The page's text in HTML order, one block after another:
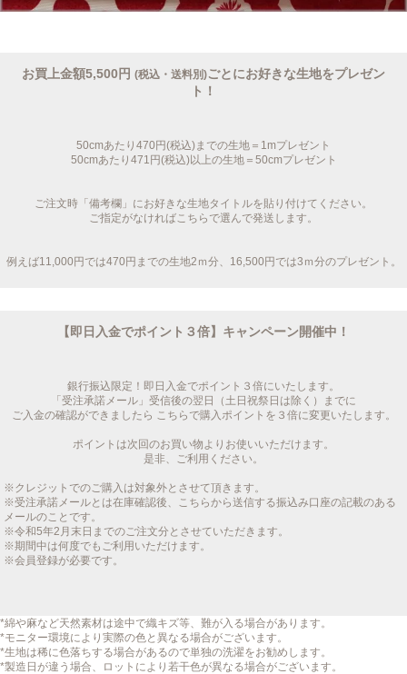
お買上金額5,500円 (税込・送料別)ごとにお好きな生地をプレゼン
ト！
50cmあたり470円(税込)までの生地＝1mプレゼント
50cmあたり471円(税込)以上の生地＝50cmプレゼント
ご注文時「備考欄」にお好きな生地タイトルを貼り付けてください。
ご指定がなければこちらで選んで発送します。
例えば11,000円では470円までの生地2ｍ分、16,500円では3ｍ分のプレゼント。
【即日入金でポイント３倍】キャンペーン開催中！
銀行振込限定！即日入金でポイント３倍にいたします。
「受注承諾メール」受信後の翌日（土日祝祭日は除く）までに
ご入金の確認ができましたら こちらで購入ポイントを３倍に変更いたします。
ポイントは次回のお買い物よりお使いいただけます。
是非、ご利用ください。
※クレジットでのご購入は対象外とさせて頂きます。
※受注承諾メールとは在庫確認後、こちらから送信する振込み口座の記載のある
メールのことです。
※令和5年2月末日までのご注文分とさせていただきます。
※期間中は何度でもご利用いただけます。
※会員登録が必要です。
*綿や麻など天然素材は途中で織キズ等、難が入る場合があります。
*モニター環境により実際の色と異なる場合がございます。
*生地は稀に色落ちする場合があるので単独の洗濯をお勧めします。
*製造日が違う場合、ロットにより若干色が異なる場合がございます。